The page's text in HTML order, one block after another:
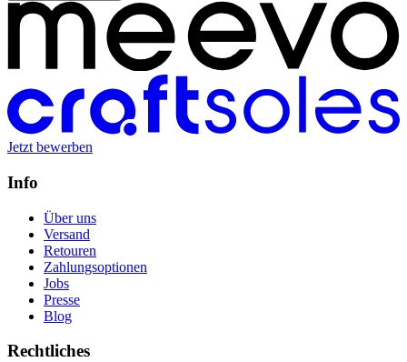
Jetzt bewerben
Info
Über uns
Versand
Retouren
Zahlungsoptionen
Jobs
Presse
Blog
Rechtliches